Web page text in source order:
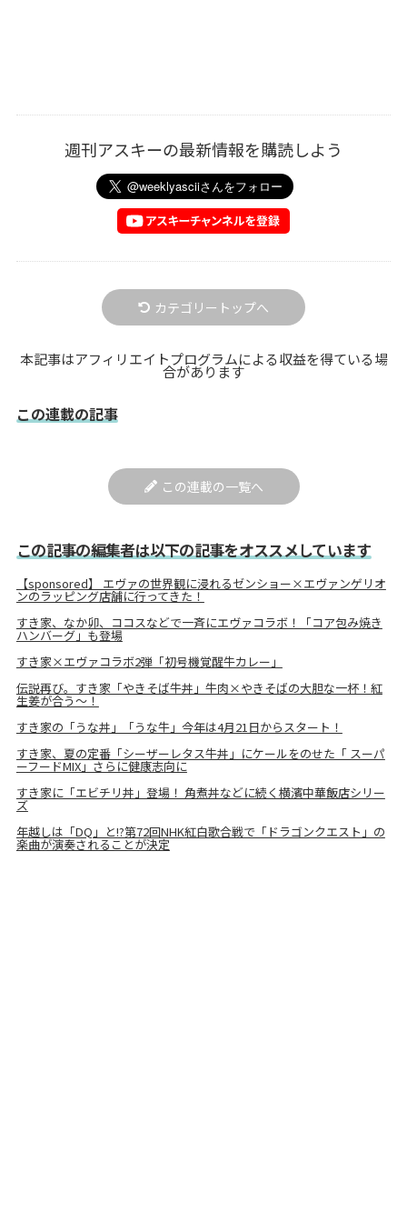
週刊アスキーの最新情報を購読しよう
カテゴリートップへ
本記事はアフィリエイトプログラムによる収益を得ている場
合があります
この連載の記事
この連載の一覧へ
この記事の編集者は以下の記事をオススメしています
【sponsored】 エヴァの世界観に浸れるゼンショー×エヴァンゲリオ
ンのラッピング店舗に行ってきた！
すき家、なか卯、ココスなどで一斉にエヴァコラボ！「コア包み焼き
ハンバーグ」も登場
すき家×エヴァコラボ2弾「初号機覚醒牛カレー」
伝説再び。すき家「やきそば牛丼」牛肉×やきそばの大胆な一杯！紅
生姜が合う～！
すき家の「うな丼」「うな牛」今年は4月21日からスタート！
すき家、夏の定番「シーザーレタス牛丼」にケールをのせた「 スーパ
ーフードMIX」さらに健康志向に
すき家に「エビチリ丼」登場！ 角煮丼などに続く横濱中華飯店シリー
ズ
年越しは「DQ」と!?第72回NHK紅白歌合戦で「ドラゴンクエスト」の
楽曲が演奏されることが決定